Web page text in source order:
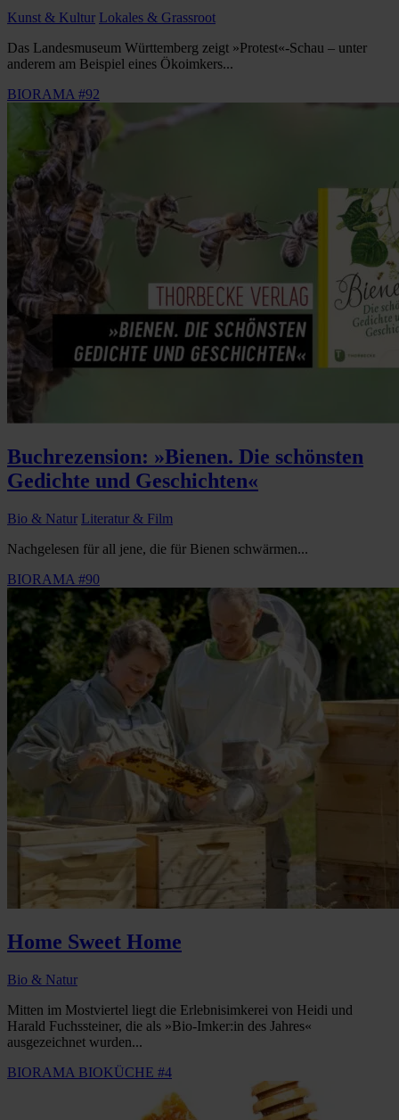
Kunst & Kultur Lokales & Grassroot
Das Landesmuseum Württemberg zeigt »Protest«-Schau – unter
anderem am Beispiel eines Ökoimkers...
BIORAMA #92
Buchrezension: »Bienen. Die schönsten
Gedichte und Geschichten«
Bio & Natur Literatur & Film
Nachgelesen für all jene, die für Bienen schwärmen...
BIORAMA #90
Home Sweet Home
Bio & Natur
Mitten im Mostviertel liegt die Erlebnisimkerei von Heidi und
Harald Fuchssteiner, die als »Bio-Imker:in des Jahres«
ausgezeichnet wurden...
BIORAMA BIOKÜCHE #4